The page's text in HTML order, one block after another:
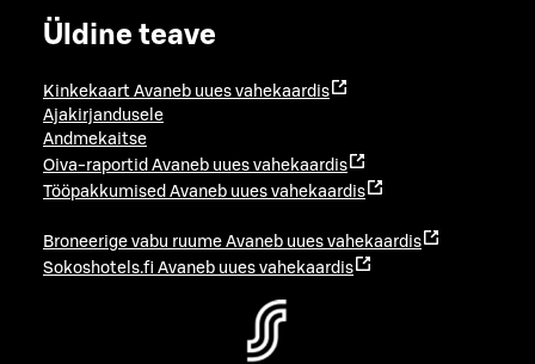
Üldine teave
Kinkekaart Avaneb uues vahekaardis
Ajakirjandusele
Andmekaitse
Oiva-raportid Avaneb uues vahekaardis
Tööpakkumised Avaneb uues vahekaardis
Broneerige vabu ruume Avaneb uues vahekaardis
Sokoshotels.fi Avaneb uues vahekaardis